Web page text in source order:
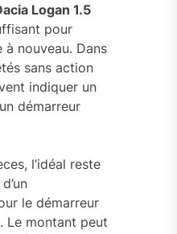
Logan 1.5
pour
nouveau. Dans
sans action
indiquer un
démarreur
l’idéal reste
le démarreur
Le montant peut